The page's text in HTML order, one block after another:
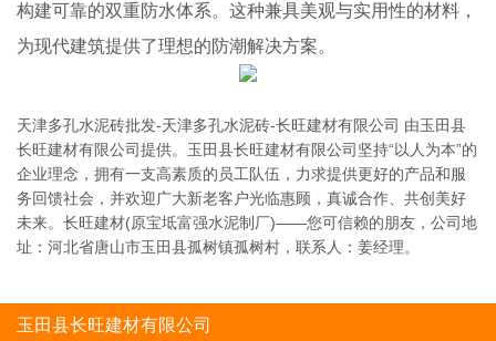
构建可靠的双重防水体系。这种兼具美观与实用性的材料，
为现代建筑提供了理想的防潮解决方案。
天津多孔水泥砖批发-天津多孔水泥砖-长旺建材有限公司 由玉田县
长旺建材有限公司提供。玉田县长旺建材有限公司坚持“以人为本”的
企业理念，拥有一支高素质的员工队伍，力求提供更好的产品和服
务回馈社会，并欢迎广大新老客户光临惠顾，真诚合作、共创美好
未来。长旺建材(原宝坻富强水泥制厂)——您可信赖的朋友，公司地
址：河北省唐山市玉田县孤树镇孤树村，联系人：姜经理。
玉田县长旺建材有限公司